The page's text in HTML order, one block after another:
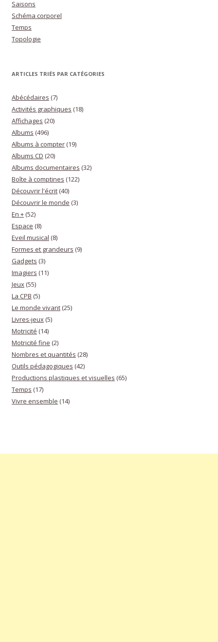
Saisons
Schéma corporel
Temps
Topologie
ARTICLES TRIÉS PAR CATÉGORIES
Abécédaires (7)
Activités graphiques (18)
Affichages (20)
Albums (496)
Albums à compter (19)
Albums CD (20)
Albums documentaires (32)
Boîte à comptines (122)
Découvrir l'écrit (40)
Découvrir le monde (3)
En + (52)
Espace (8)
Eveil musical (8)
Formes et grandeurs (9)
Gadgets (3)
Imagiers (11)
Jeux (55)
La CPB (5)
Le monde vivant (25)
Livres-jeux (5)
Motricité (14)
Motricité fine (2)
Nombres et quantités (28)
Outils pédagogiques (42)
Productions plastiques et visuelles (65)
Temps (17)
Vivre ensemble (14)